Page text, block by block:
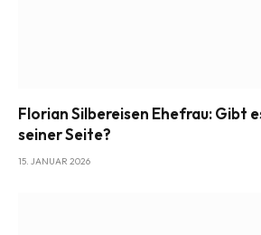
Florian Silbereisen Ehefrau: Gibt
seiner Seite?
15. JANUAR 2026